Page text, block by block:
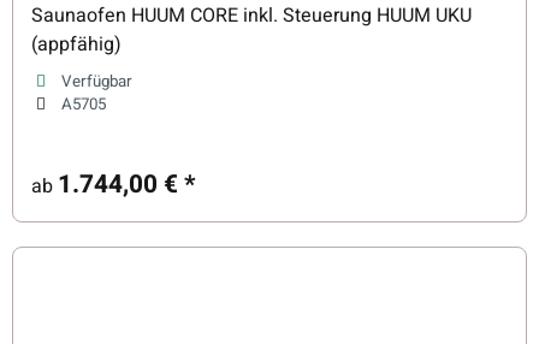
Saunaofen HUUM CORE inkl. Steuerung HUUM UKU
(appfähig)
Verfügbar
A5705
ab 1.744,00 €*